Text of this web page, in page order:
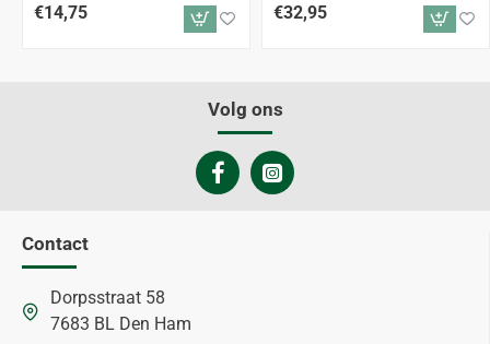
€14,75 €32,95
Volg ons
Contact
Dorpsstraat 58
7683 BL Den Ham